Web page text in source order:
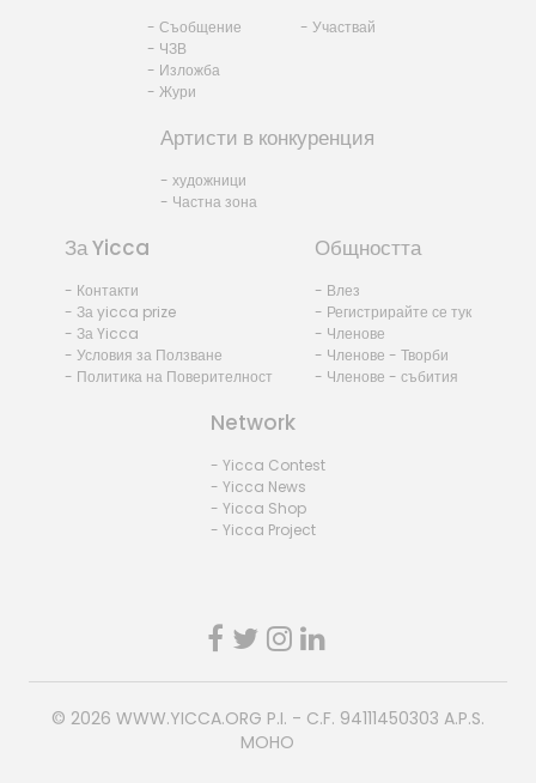
- Съобщение
- ЧЗВ
- Изложба
- Жури
- Участвай
Артисти в конкуренция
- художници
- Частна зона
За Yicca
- Контакти
- За yicca prize
- За Yicca
- Условия за Ползване
- Политика на Поверителност
Общността
- Влез
- Регистрирайте се тук
- Членове
- Членове - Творби
- Членове - събития
Network
- Yicca Contest
- Yicca News
- Yicca Shop
- Yicca Project
© 2026 WWW.YICCA.ORG P.I. - C.F. 94111450303 A.P.S.
MOHO